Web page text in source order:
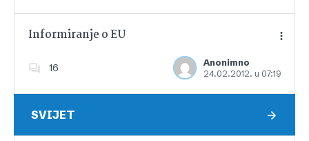
Informiranje o EU
16
Anonimno
24.02.2012. u 07:19
Dodajte u favorite
SVIJET